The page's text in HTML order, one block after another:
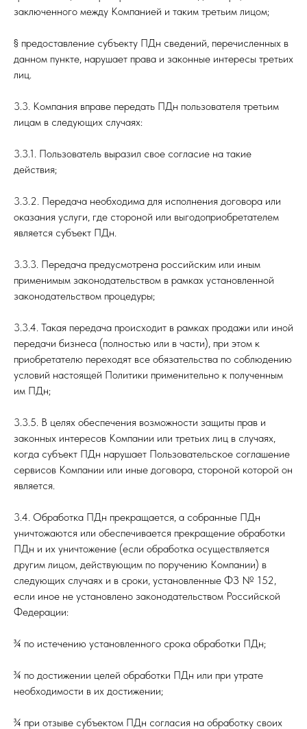
заключенного между Компанией и таким третьим лицом;
§ предоставление субъекту ПДн сведений, перечисленных в
данном пункте, нарушает права и законные интересы третьих
лиц.
3.3. Компания вправе передать ПДн пользователя третьим
лицам в следующих случаях:
3.3.1. Пользователь выразил свое согласие на такие
действия;
3.3.2. Передача необходима для исполнения договора или
оказания услуги, где стороной или выгодоприобретателем
является субъект ПДн.
3.3.3. Передача предусмотрена российским или иным
применимым законодательством в рамках установленной
законодательством процедуры;
3.3.4. Такая передача происходит в рамках продажи или иной
передачи бизнеса (полностью или в части), при этом к
приобретателю переходят все обязательства по соблюдению
условий настоящей Политики применительно к полученным
им ПДн;
3.3.5. В целях обеспечения возможности защиты прав и
законных интересов Компании или третьих лиц в случаях,
когда субъект ПДн нарушает Пользовательское соглашение
сервисов Компании или иные договора, стороной которой он
является.
3.4. Обработка ПДн прекращается, а собранные ПДн
уничтожаются или обеспечивается прекращение обработки
ПДн и их уничтожение (если обработка осуществляется
другим лицом, действующим по поручению Компании) в
следующих случаях и в сроки, установленные ФЗ № 152,
если иное не установлено законодательством Российской
Федерации:
¾ по истечению установленного срока обработки ПДн;
¾ по достижении целей обработки ПДн или при утрате
необходимости в их достижении;
¾ при отзыве субъектом ПДн согласия на обработку своих